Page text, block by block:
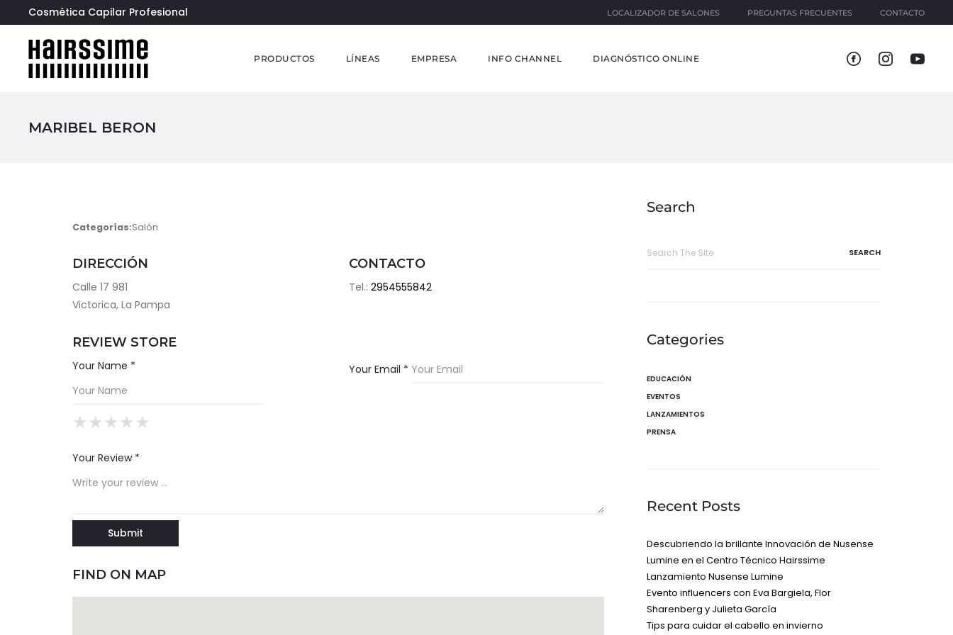
Cosmética Capilar Profesional LOCALIZADOR DE SALONES PREGUNTAS FRECUENTES CONTACTO
PRODUCTOS LÍNEAS EMPRESA INFO CHANNEL DIAGNÓSTICO ONLINE
MARIBEL BERON
Categorías:Salón
DIRECCIÓN
Calle 17 981
Victorica, La Pampa
CONTACTO
Tel.: 2954555842
REVIEW STORE
Your Name * Your Email *
★
★★
★★★
★★★★
★★★★★
Your Review *
FIND ON MAP
Search
Categories
EDUCACIÓN
EVENTOS
LANZAMIENTOS
PRENSA
Recent Posts
Descubriendo la brillante Innovación de Nusense
Lumine en el Centro Técnico Hairssime
Lanzamiento Nusense Lumine
Evento influencers con Eva Bargiela, Flor
Sharenberg y Julieta García
Tips para cuidar el cabello en invierno